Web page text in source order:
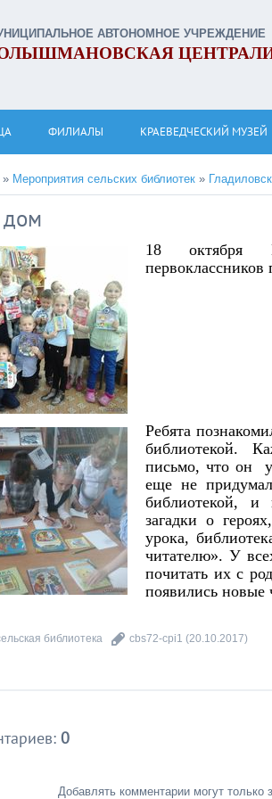
АВТОНОМНОЕ УЧРЕЖДЕНИЕ
ФИЛИАЛЫ КРАЕВЕДЧЕСКИЙ МУЗЕЙ
» Мероприятия сельских библиотек »
18 октября
Ребята
библиотекой.
письмо, что он
еще не
библиотекой, и
загадки о
урока,
читателю». У
почитать их с
появились новые
библиотека cbs72-cpi1 (20.10.2017)
: 0
Добавлять комментарии могут только